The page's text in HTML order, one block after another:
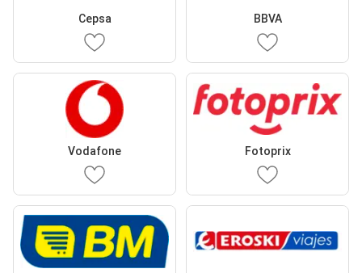
Cepsa BBVA
Vodafone Fotoprix